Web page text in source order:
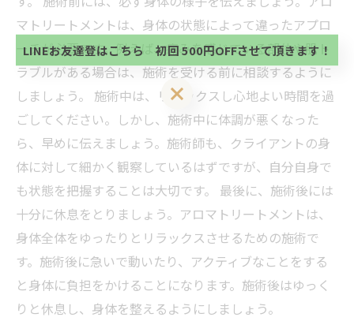
マトリートメントは、身体の状態によって違ったアプロ
ーチが必要です。例えば、痛みを感じている部位や肌ト
ラブルがある場合は、施術を受ける前に相談するように
しましょう。 施術中は、リラックスし心地よい時間を過
ごしてください。しかし、施術中に体調が悪くなった
ら、早めに伝えましょう。施術師も、クライアントの身
体に対して細かく観察しているはずですが、自分自身で
も状態を把握することは大切です。 最後に、施術後には
十分に休息をとりましょう。アロマトリートメントは、
身体全体をゆったりとリラックスさせるための施術で
す。施術後に急いで動いたり、アクティブなことをする
と身体に負担をかけることになります。施術後はゆっく
りと休息し、身体を整えるようにしましょう。
初回 500円OFFさせて頂きます。 既に 追加済の
方、不必要な方 お手数ですが、✖印でお閉じ下さ
い。
LINEお友達登はこちら 初回 500円OFFさせて頂きます！
方、不必要な方 お手数ですが、✖印でお閉じ下さ
い。
LINEお友達登はこちら 初回 500円OFFさせて頂きます！